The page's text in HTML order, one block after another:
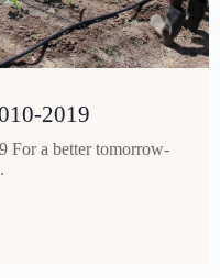
2019
For a better tomorrow-